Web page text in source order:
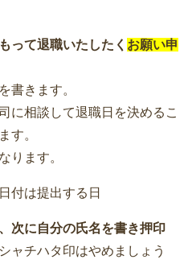
って退職いたしたく お願い申
書きます。
に相談して退職日を決めるこ
す。
ります。
日付は提出する日
次に自分の氏名を書き押印
ャチハタ印はやめましょう